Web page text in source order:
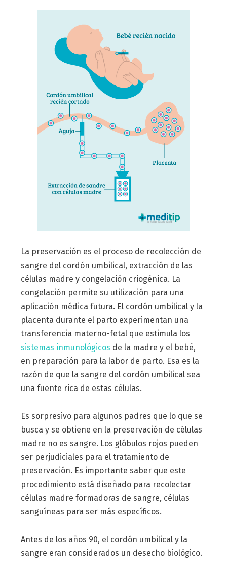
La preservación es el proceso de recolección de
sangre del cordón umbilical, extracción de las
células madre y congelación criogénica. La
congelación permite su utilización para una
aplicación médica futura. El cordón umbilical y la
placenta durante el parto experimentan una
transferencia materno-fetal que estimula los
sistemas inmunológicos de la madre y el bebé,
en preparación para la labor de parto. Esa es la
razón de que la sangre del cordón umbilical sea
una fuente rica de estas células.
Es sorpresivo para algunos padres que lo que se
busca y se obtiene en la preservación de células
madre no es sangre. Los glóbulos rojos pueden
ser perjudiciales para el tratamiento de
preservación. Es importante saber que este
procedimiento está diseñado para recolectar
células madre formadoras de sangre, células
sanguíneas para ser más específicos.
Antes de los años 90, el cordón umbilical y la
sangre eran considerados un desecho biológico.